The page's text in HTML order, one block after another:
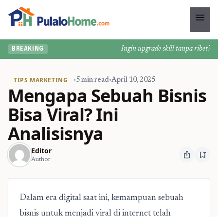
menu
BREAKING Ingin upgrade skill tanpa ribet?
TIPS MARKETING •5 min read•April 10, 2025
Mengapa Sebuah Bisnis
Bisa Viral? Ini
Analisisnya
Editor
Author ios_share bookmark_add
Dalam era digital saat ini, kemampuan sebuah
bisnis untuk menjadi viral di internet telah